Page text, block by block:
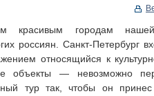
красивым городам
россиян. Санкт-Петербург
относящийся к
объекты — невозможно
тур так, чтобы он